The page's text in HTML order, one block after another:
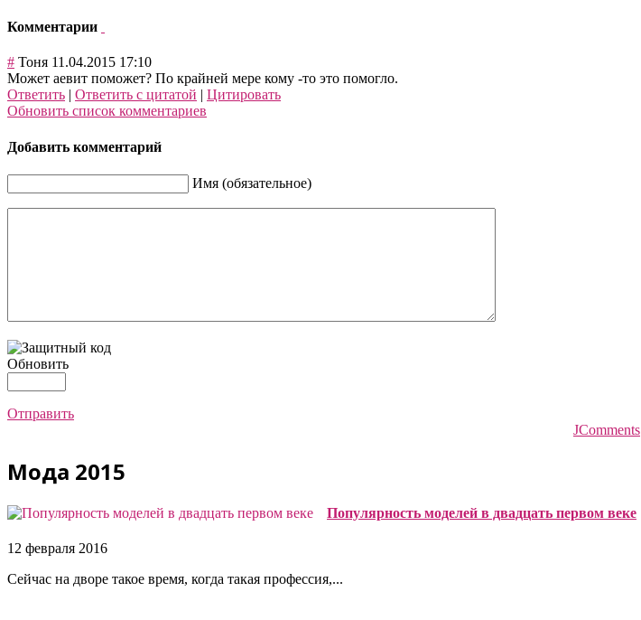
Комментарии
# Тоня 11.04.2015 17:10
Может аевит поможет? По крайней мере кому -то это помогло.
Ответить
Ответить с цитатой
Цитировать
Обновить список комментариев
Добавить комментарий
Имя (обязательное)
Обновить
Отправить
JComments
Мода 2015
Популярность моделей в двадцать первом веке
12 февраля 2016
Сейчас на дворе такое время, когда такая профессия,...